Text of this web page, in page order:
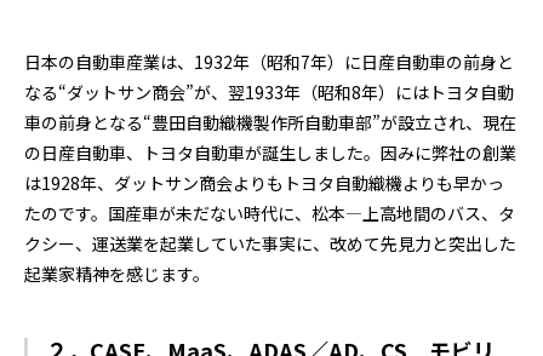
日本の自動車産業は、1932年（昭和7年）に日産自動車の前身と
なる“ダットサン商会”が、翌1933年（昭和8年）にはトヨタ自動
車の前身となる“豊田自動織機製作所自動車部”が設立され、現在
の日産自動車、トヨタ自動車が誕生しました。因みに弊社の創業
は1928年、ダットサン商会よりもトヨタ自動織機よりも早かっ
たのです。国産車が未だない時代に、松本―上高地間のバス、タ
クシー、運送業を起業していた事実に、改めて先見力と突出した
起業家精神を感じます。